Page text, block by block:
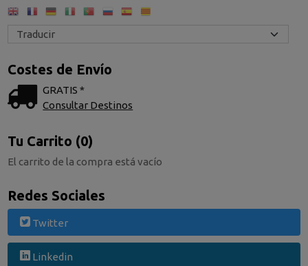
Costes de Envío
GRATIS *
Consultar Destinos
Tu Carrito (0)
El carrito de la compra está vacío
Redes Sociales
Twitter
Linkedin